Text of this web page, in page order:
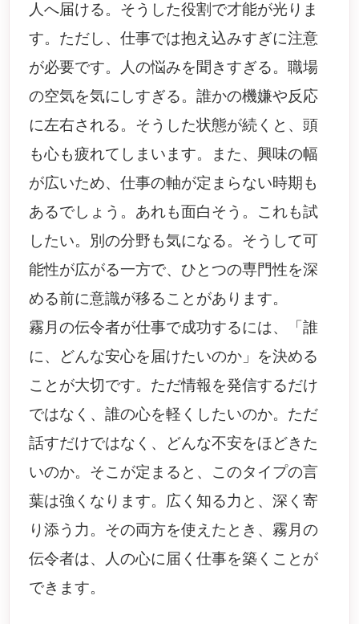
人へ届ける。そうした役割で才能が光りま
す。ただし、仕事では抱え込みすぎに注意
が必要です。人の悩みを聞きすぎる。職場
の空気を気にしすぎる。誰かの機嫌や反応
に左右される。そうした状態が続くと、頭
も心も疲れてしまいます。また、興味の幅
が広いため、仕事の軸が定まらない時期も
あるでしょう。あれも面白そう。これも試
したい。別の分野も気になる。そうして可
能性が広がる一方で、ひとつの専門性を深
める前に意識が移ることがあります。
霧月の伝令者が仕事で成功するには、「誰
に、どんな安心を届けたいのか」を決める
ことが大切です。ただ情報を発信するだけ
ではなく、誰の心を軽くしたいのか。ただ
話すだけではなく、どんな不安をほどきた
いのか。そこが定まると、このタイプの言
葉は強くなります。広く知る力と、深く寄
り添う力。その両方を使えたとき、霧月の
伝令者は、人の心に届く仕事を築くことが
できます。